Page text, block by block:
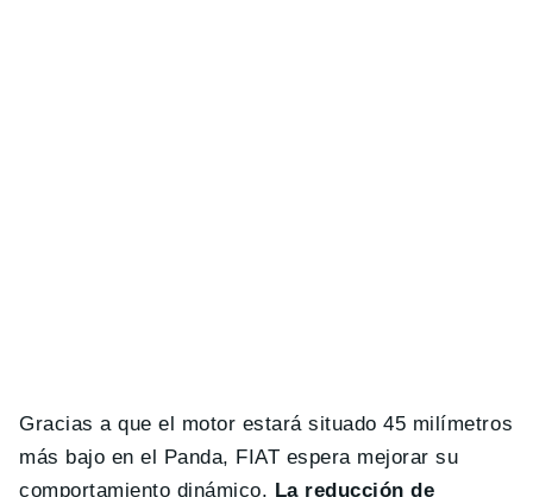
Gracias a que el motor estará situado 45 milímetros
más bajo en el Panda, FIAT espera mejorar su
comportamiento dinámico. La reducción de